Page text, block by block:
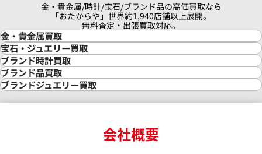
金・貴金属/時計/宝石/ブランド品の高価買取なら
「おたからや」世界約1,940店舗以上展開。
無料査定・出張買取対応。
金・貴金属買取
金買取
金の相場価格情報
金の参考買取価格一覧
インゴット買取
インゴットの相場価格情報
24金買取
宝石・ジュエリー買取
宝石・ジュエリー買取
ダイヤモンド買取
ダイヤモンド・宝石の参考価格一覧
リング・結婚指輪買取
エメラルド買取
ブランド時計買取
時計買取
ロレックス買取
ロレックス デイトナ買取
ロレックス サブマリーナー買取
ロレックス エクスプローラー買取
ロレックス デイトジャスト買取
ブランド品買取
ブランド買取
ブランドジュエリー買取
ヴァンクリーフ＆アーペル買取会社概要